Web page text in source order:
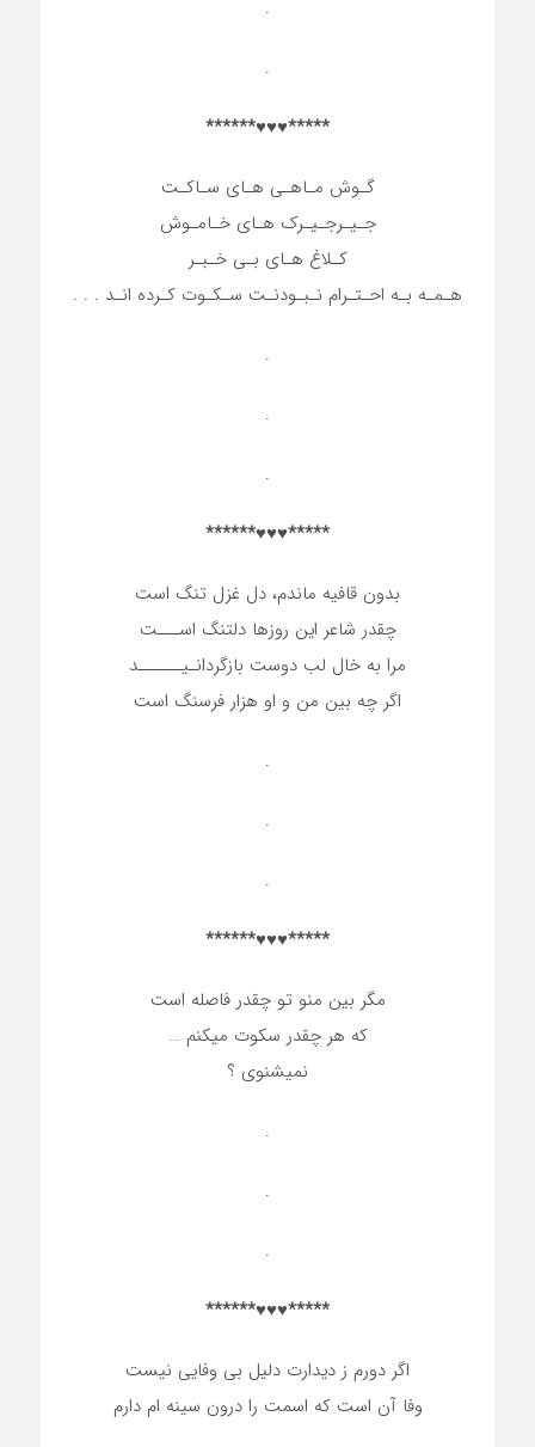
.
.
*****♥♥♥******
گـوش مـاهـی هـای سـاکـت
جـیـرجـیـرک هـای خـامـوش
کـلاغ هـای بـی خـبـر
هـمـه بـه احـتـرام نـبـودنـت سـکـوت کـرده انـد . . .
.
.
.
*****♥♥♥******
بدون قافیه ماندم، دل غزل تنگ است
چقدر شاعر این روزها دلتنگ اســـت
مرا به خال لب دوست بازگردانـیــــــد
اگر چه بین من و او هزار فرسنگ است
.
.
.
*****♥♥♥******
مگر بین منو تو چقدر فاصله است
که هر چقدر سکوت میکنم …
نمیشنوی ؟
.
.
.
*****♥♥♥******
اگر دورم ز دیدارت دلیل بی وفایی نیست
وفا آن است که اسمت را درون سینه ام دارم